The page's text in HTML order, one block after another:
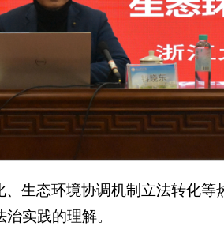
生态环境协调机制立法转化等
实践的理解。